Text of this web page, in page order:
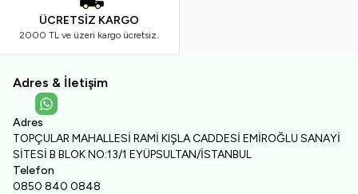
ÜCRETSİZ KARGO
2000 TL ve üzeri kargo ücretsiz.
Adres & İletişim
Adres
TOPÇULAR MAHALLESİ RAMİ KIŞLA CADDESİ EMİROĞLU SANAYİ
SİTESİ B BLOK NO:13/1 EYÜPSULTAN/İSTANBUL
Telefon
0850 840 0848
Instagram
WhatsApp